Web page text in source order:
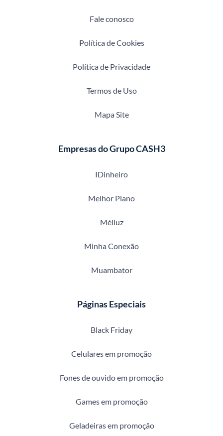
Fale conosco
Política de Cookies
Política de Privacidade
Termos de Uso
Mapa Site
Empresas do Grupo CASH3
IDinheiro
Melhor Plano
Méliuz
Minha Conexão
Muambator
Páginas Especiais
Black Friday
Celulares em promoção
Fones de ouvido em promoção
Games em promoção
Geladeiras em promoção